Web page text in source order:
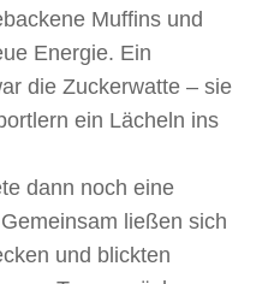
Muffins und
Energie. Ein
die Zuckerwatte – sie
ein Lächeln ins
dann noch eine
ließen sich
und blickten